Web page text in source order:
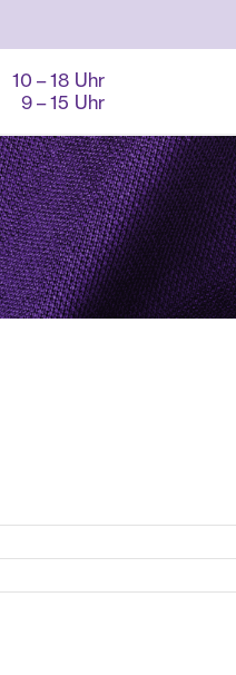
10 – 18 Uhr
9 – 15 Uhr